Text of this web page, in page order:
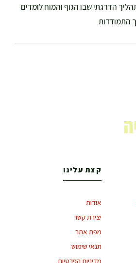
הדרגתי שבו הגוף והמוח לומדים
התמודדות
קצת עלינו
אודות
יצירת קשר
מפת אתר
תנאי שימוש
מדיניות הפרטיות